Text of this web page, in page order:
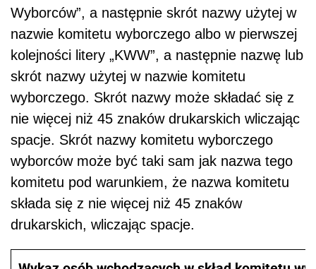
Wyborców”, a następnie skrót nazwy użytej w
nazwie komitetu wyborczego albo w pierwszej
kolejności litery „KWW”, a następnie nazwę lub
skrót nazwy użytej w nazwie komitetu
wyborczego. Skrót nazwy może składać się z
nie więcej niż 45 znaków drukarskich wliczając
spacje. Skrót nazwy komitetu wyborczego
wyborców może być taki sam jak nazwa tego
komitetu pod warunkiem, że nazwa komitetu
składa się z nie więcej niż 45 znaków
drukarskich, wliczając spacje.